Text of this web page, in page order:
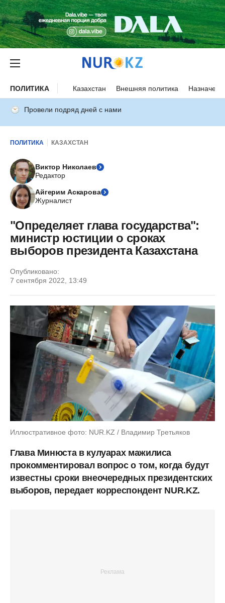
ПОЛИТИКА Казахстан Внешняя политика
Провели подряд дней с нами
ПОЛИТИКА КАЗАХСТАН
Виктор Николаев
Редактор
Айгерим Аскарова
Журналист
"Определяет глава государства":
министр юстиции о сроках
выборов президента Казахстана
Опубликовано:
7 сентября 2022, 13:49
Иллюстративное фото: NUR.KZ / Владимир Третьяков
Глава Минюста в кулуарах мажилиса
прокомментировал вопрос о том, когда будут
известны сроки внеочередных президентских
выборов, передает корреспондент NUR.KZ.